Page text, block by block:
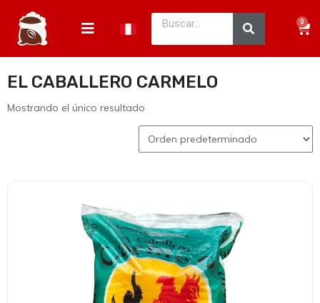
0
EL CABALLERO CARMELO
Mostrando el único resultado